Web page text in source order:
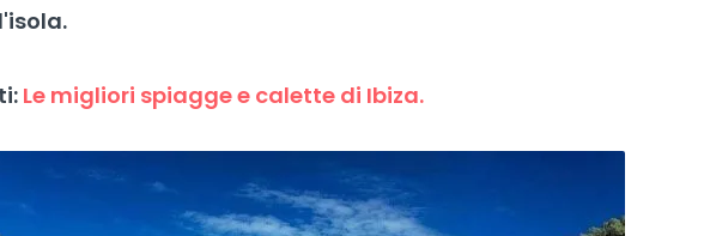
Le migliori spiagge e calette di Ibiza.